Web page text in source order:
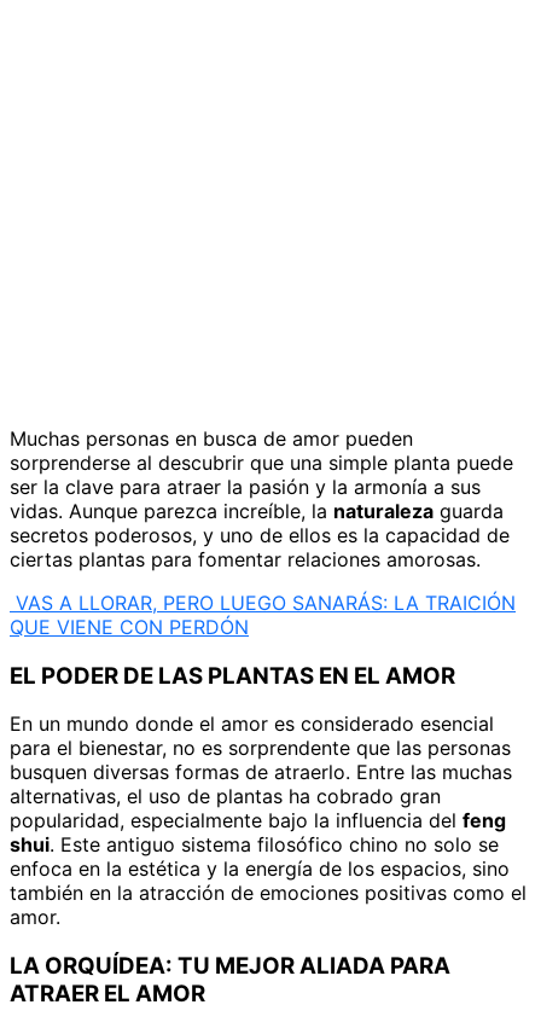
Muchas personas en busca de amor pueden
sorprenderse al descubrir que una simple planta puede
ser la clave para atraer la pasión y la armonía a sus
vidas. Aunque parezca increíble, la naturaleza guarda
secretos poderosos, y uno de ellos es la capacidad de
ciertas plantas para fomentar relaciones amorosas.
VAS A LLORAR, PERO LUEGO SANARÁS: LA TRAICIÓN
QUE VIENE CON PERDÓN
EL PODER DE LAS PLANTAS EN EL AMOR
En un mundo donde el amor es considerado esencial
para el bienestar, no es sorprendente que las personas
busquen diversas formas de atraerlo. Entre las muchas
alternativas, el uso de plantas ha cobrado gran
popularidad, especialmente bajo la influencia del feng
shui. Este antiguo sistema filosófico chino no solo se
enfoca en la estética y la energía de los espacios, sino
también en la atracción de emociones positivas como el
amor.
LA ORQUÍDEA: TU MEJOR ALIADA PARA
ATRAER EL AMOR